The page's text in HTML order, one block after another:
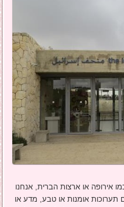
אירופה או ארצות הברית, אנחנו
תערוכות אומנות או טבע, מדע או